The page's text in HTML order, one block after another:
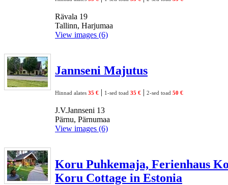
Rävala 19
Tallinn, Harjumaa
View images (6)
Jannseni Majutus
Hinnad alates 35 € | 1-sed toad 35 € | 2-sed toad 50 €
J.V.Jannseni 13
Pärnu, Pärnumaa
View images (6)
Koru Puhkemaja, Ferienhaus
Koru Cottage in Estonia